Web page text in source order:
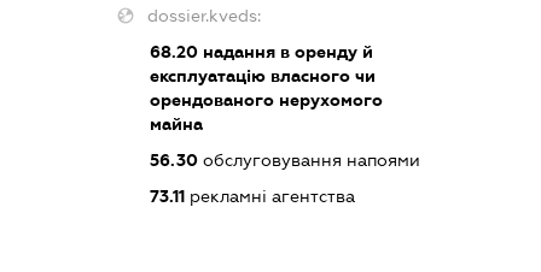
dossier.kveds:
68.20 надання в оренду й
експлуатацію власного чи
орендованого нерухомого
майна
56.30 обслуговування напоями
73.11 рекламні агентства